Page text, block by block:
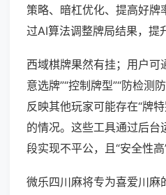
策略、暗杠优化、提高好牌
过AI算法调整牌局结果，提
西域棋牌果然有挂；用户可
意选牌”“控制牌型”“防检测
反映其他玩家可能存在“牌
的情况。这些工具通过后台
段实现不平公，且“安全性高
微乐四川麻将专为喜爱川麻